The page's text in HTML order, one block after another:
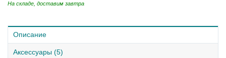
На складе, доставим завтра
Описание
Аксессуары (5)